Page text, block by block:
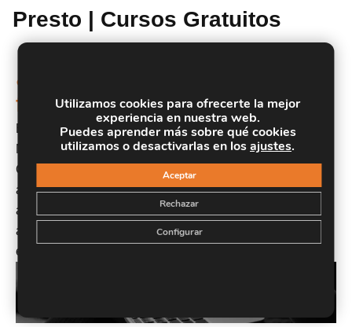
Presto | Cursos Gratuitos
¿Quién puede acceder a la
formación?
Este Curso Experto en Creación de Presupuestos,
Mediciones, Certificaciones y Control de Costes en
Construcción con Presto está dirigido a constructoras,
aparejadores, jefes de obras, jefes de proyectos,
arquitectos, etc. Estudiantes de aparejadores,
arquitectura o estudios similares que deseen formarse en
este sector.
Utilizamos cookies para ofrecerte la mejor
experiencia en nuestra web.
Puedes aprender más sobre qué cookies
utilizamos o desactivarlas en losajustes.
Aceptar
Rechazar
Configurar